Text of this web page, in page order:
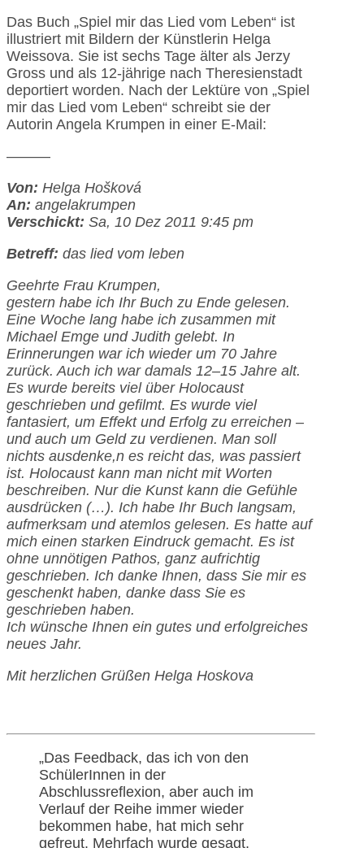
Das Buch „Spiel mir das Lied vom Leben“ ist
illustriert mit Bildern der Künstlerin Helga
Weissova. Sie ist sechs Tage älter als Jerzy
Gross und als 12-jährige nach Theresienstadt
deportiert worden. Nach der Lektüre von „Spiel
mir das Lied vom Leben“ schreibt sie der
Autorin Angela Krumpen in einer E-Mail:
———
Von: Helga Hošková
An: angelakrumpen
Verschickt: Sa, 10 Dez 2011 9:45 pm
Betreff: das lied vom leben
Geehrte Frau Krumpen,
gestern habe ich Ihr Buch zu Ende gelesen.
Eine Woche lang habe ich zusammen mit
Michael Emge und Judith gelebt. In
Erinnerungen war ich wieder um 70 Jahre
zurück. Auch ich war damals 12–15 Jahre alt.
Es wurde bereits viel über Holocaust
geschrieben und gefilmt. Es wurde viel
fantasiert, um Effekt und Erfolg zu erreichen –
und auch um Geld zu verdienen. Man soll
nichts ausdenke,n es reicht das, was passiert
ist. Holocaust kann man nicht mit Worten
beschreiben. Nur die Kunst kann die Gefühle
ausdrücken (…). Ich habe Ihr Buch langsam,
aufmerksam und atemlos gelesen. Es hatte auf
mich einen starken Eindruck gemacht. Es ist
ohne unnötigen Pathos, ganz aufrichtig
geschrieben. Ich danke Ihnen, dass Sie mir es
geschenkt haben, danke dass Sie es
geschrieben haben.
Ich wünsche Ihnen ein gutes und erfolgreiches
neues Jahr.
Mit herzlichen Grüßen Helga Hoskova
„Das Feedback, das ich von den
SchülerInnen in der
Abschlussreflexion, aber auch im
Verlauf der Reihe immer wieder
bekommen habe, hat mich sehr
gefreut. Mehrfach wurde gesagt,